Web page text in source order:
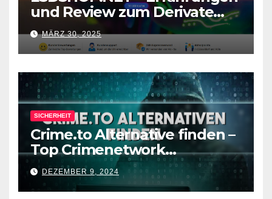
und Review zum Derivate
Shop
MÄRZ 30, 2025
SICHERHEIT
Crime.to Alternative finden –
Top Crimenetwork
Alternativen nach
Forenabschaltung
DEZEMBER 9, 2024